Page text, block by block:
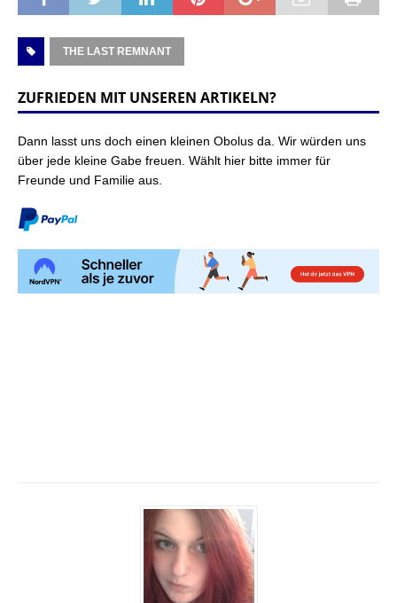
THE LAST REMNANT
ZUFRIEDEN MIT UNSEREN ARTIKELN?
Dann lasst uns doch einen kleinen Obolus da. Wir würden uns
über jede kleine Gabe freuen. Wählt hier bitte immer für
Freunde und Familie aus.